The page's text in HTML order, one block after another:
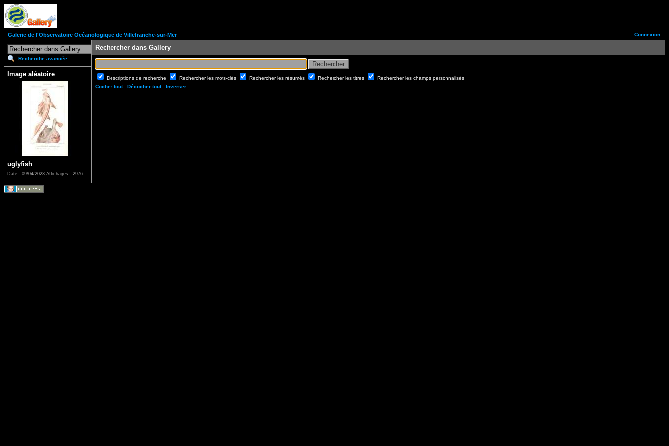
Connexion
Galerie de l'Observatoire Océanologique de Villefranche-sur-Mer
Recherche avancée
Image aléatoire
uglyfish
Date : 09/04/2023 Affichages : 2976
Rechercher dans Gallery
Descriptions de recherche Rechercher les mots-clés Rechercher les résumés Rechercher les titres
Rechercher les champs personnalisés
Cocher tout
Décocher tout Inverser